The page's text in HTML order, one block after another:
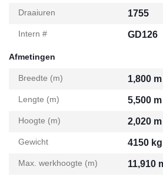
Draaiuren 1755
Intern # GD126
Afmetingen
Breedte (m) 1,800 m
Lengte (m) 5,500 m
Hoogte (m) 2,020 m
Gewicht 4150 kg
Max. werkhoogte (m) 11,910